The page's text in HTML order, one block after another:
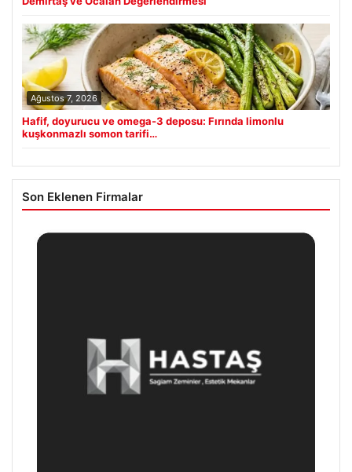
Ağustos 7, 2026
Hafif, doyurucu ve omega-3 deposu: Fırında limonlu
kuşkonmazlı somon tarifi…
Son Eklenen Firmalar